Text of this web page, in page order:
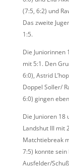
(7:5, 6:2) und
Das zweite
1:5.
Die Juniorinnen
mit 5:1. Den
6:0), Astrid
Doppel Soller/
6:0) gingen
Die Junioren 18
Landshut III mit
Matchtiebreak
7:5) konnte sein
Ausfelder/